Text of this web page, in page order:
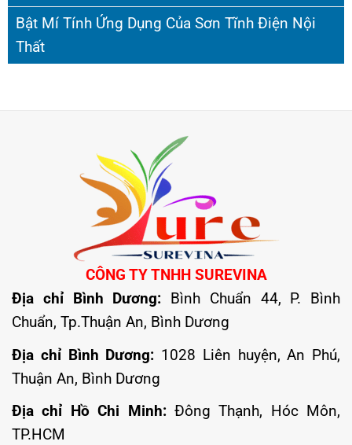
Bật Mí Tính Ứng Dụng Của Sơn Tĩnh Điện Nội
Thất
CÔNG TY TNHH SUREVINA
Địa chỉ Bình Dương: Bình Chuẩn 44, P. Bình
Chuẩn, Tp.Thuận An, Bình Dương
Địa chỉ Bình Dương: 1028 Liên huyện, An Phú,
Thuận An, Bình Dương
Địa chỉ Hồ Chi Minh:Đông Thạnh, Hóc Môn,
TP.HCM